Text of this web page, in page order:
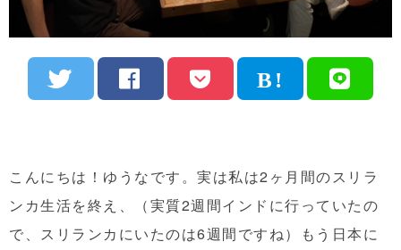
こんにちは！ゆうなです。実は私は2ヶ月間のスリラ
ンカ生活を終え、（実質2週間インドに行っていたの
で、スリランカにいたのは6週間ですね）もう日本に